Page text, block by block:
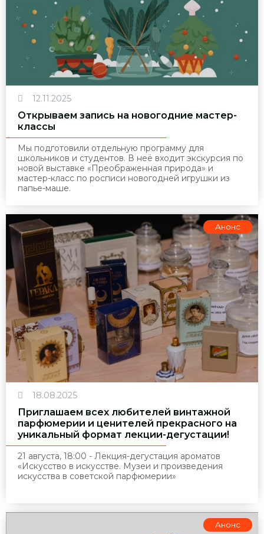
12.11.2025
Открываем запись на новогодние мастер-
классы
Мы подготовили отдельную программу для
школьников и студентов. В неё входит экскурсия по
новой выставке «Преображенная природа» и
мастер-класс по росписи новогодней игрушки из
папье-маше.
Анонс
18.08.2025
Приглашаем всех любителей винтажной
парфюмерии и ценителей прекрасного на
уникальный формат лекции-дегустации!
21 августа, 18:00 - Лекция-дегустация ароматов
«Искусство в искусстве. Музеи и произведения
искусства в советской парфюмерии»
Анонс